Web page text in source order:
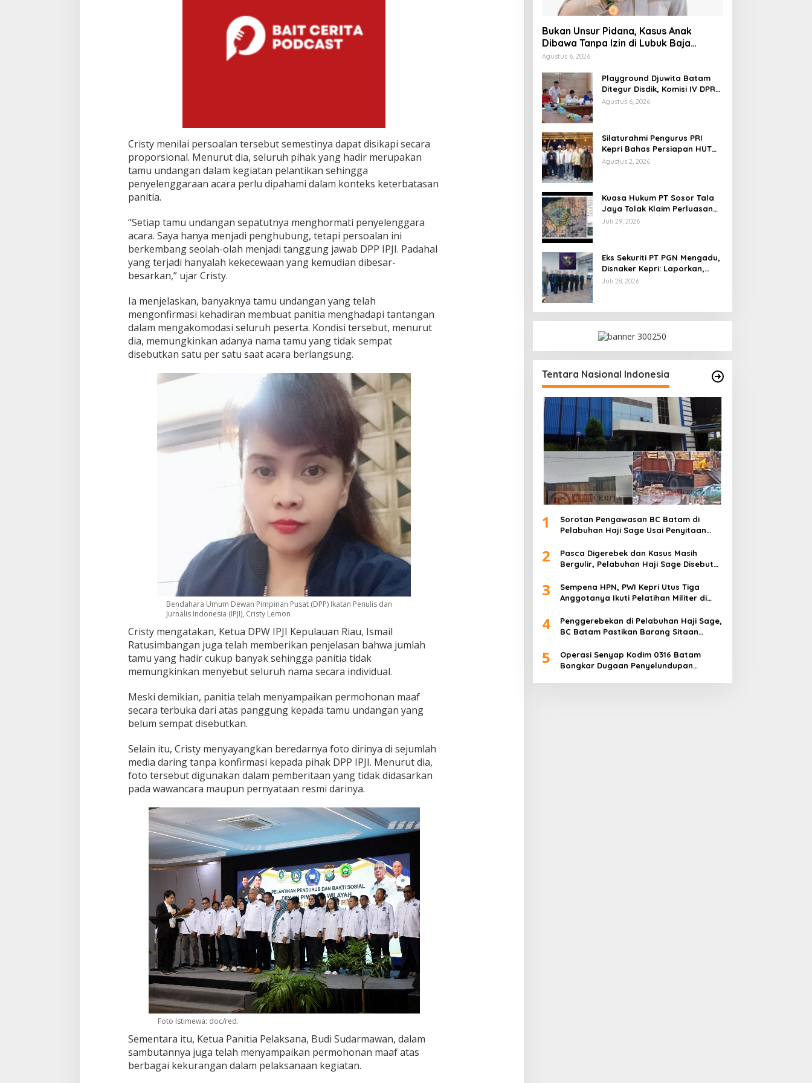
Cristy menilai persoalan tersebut semestinya dapat disikapi secara
proporsional. Menurut dia, seluruh pihak yang hadir merupakan
tamu undangan dalam kegiatan pelantikan sehingga
penyelenggaraan acara perlu dipahami dalam konteks keterbatasan
panitia.
“Setiap tamu undangan sepatutnya menghormati penyelenggara
acara. Saya hanya menjadi penghubung, tetapi persoalan ini
berkembang seolah-olah menjadi tanggung jawab DPP IPJI. Padahal
yang terjadi hanyalah kekecewaan yang kemudian dibesar-
besarkan,” ujar Cristy.
Ia menjelaskan, banyaknya tamu undangan yang telah
mengonfirmasi kehadiran membuat panitia menghadapi tantangan
dalam mengakomodasi seluruh peserta. Kondisi tersebut, menurut
dia, memungkinkan adanya nama tamu yang tidak sempat
disebutkan satu per satu saat acara berlangsung.
Bendahara Umum Dewan Pimpinan Pusat (DPP) Ikatan Penulis dan
Jurnalis Indonesia (IPJI), Cristy Lemon
Cristy mengatakan, Ketua DPW IPJI Kepulauan Riau, Ismail
Ratusimbangan juga telah memberikan penjelasan bahwa jumlah
tamu yang hadir cukup banyak sehingga panitia tidak
memungkinkan menyebut seluruh nama secara individual.
Meski demikian, panitia telah menyampaikan permohonan maaf
secara terbuka dari atas panggung kepada tamu undangan yang
belum sempat disebutkan.
Selain itu, Cristy menyayangkan beredarnya foto dirinya di sejumlah
media daring tanpa konfirmasi kepada pihak DPP IPJI. Menurut dia,
foto tersebut digunakan dalam pemberitaan yang tidak didasarkan
pada wawancara maupun pernyataan resmi darinya.
Foto Istimewa: doc/red.
Sementara itu, Ketua Panitia Pelaksana, Budi Sudarmawan, dalam
sambutannya juga telah menyampaikan permohonan maaf atas
berbagai kekurangan dalam pelaksanaan kegiatan.
Bukan Unsur Pidana, Kasus Anak
Dibawa Tanpa Izin di Lubuk Baja
Dihentikan
Agustus 6, 2026
Playground Djuwita Batam
Ditegur Disdik, Komisi IV DPRD
Jadwalkan Sidak
Agustus 6, 2026
Silaturahmi Pengurus PRI
Kepri Bahas Persiapan HUT
Ke-1 dan Penguatan
Agustus 2, 2026
Kuasa Hukum PT Sosor Tala
Jaya Tolak Klaim Perluasan
Kampung Tua Batu Merah
Juli 29, 2026
Eks Sekuriti PT PGN Mengadu,
Disnaker Kepri: Laporkan,
Kami Tindak Lanjuti
Juli 28, 2026
Tentara Nasional Indonesia
1
Sorotan Pengawasan BC Batam di
Pelabuhan Haji Sage Usai Penyitaan
2
Pasca Digerebek dan Kasus Masih
Bergulir, Pelabuhan Haji Sage Disebut
Dipertanyakan
3
Sempena HPN, PWI Kepri Utus Tiga
Anggotanya Ikuti Pelatihan Militer di
4
Penggerebekan di Pelabuhan Haji Sage,
BC Batam Pastikan Barang Sitaan
5
Operasi Senyap Kodim 0316 Batam
Bongkar Dugaan Penyelundupan